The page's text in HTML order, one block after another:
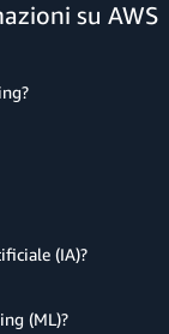
su AWS
(IA)?
(ML)?